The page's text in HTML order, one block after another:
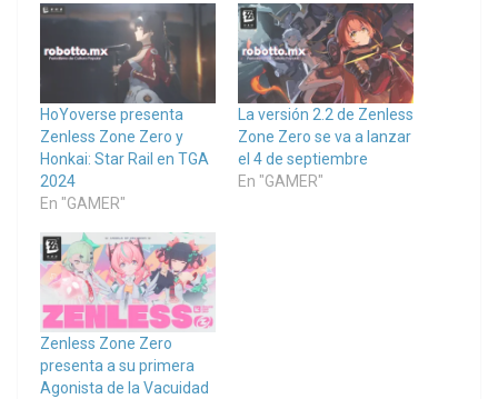
HoYoverse presenta
Zenless Zone Zero y
Honkai: Star Rail en TGA
2024
En "GAMER"
La versión 2.2 de Zenless
Zone Zero se va a lanzar
el 4 de septiembre
En "GAMER"
Zenless Zone Zero
presenta a su primera
Agonista de la Vacuidad